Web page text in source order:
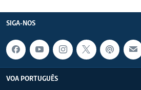
SIGA-NOS
VOA PORTUGUÊS